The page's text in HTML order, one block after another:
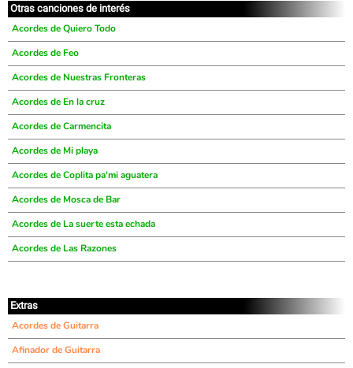
Otras canciones de interés
Acordes de Quiero Todo
Acordes de Feo
Acordes de Nuestras Fronteras
Acordes de En la cruz
Acordes de Carmencita
Acordes de Mi playa
Acordes de Coplita pa'mi aguatera
Acordes de Mosca de Bar
Acordes de La suerte esta echada
Acordes de Las Razones
Extras
Acordes de Guitarra
Afinador de Guitarra